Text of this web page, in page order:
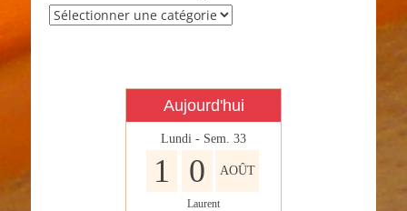
Catégories
Aujourd'hui
Lundi - Sem. 33
1 0 AOÛT
Laurent